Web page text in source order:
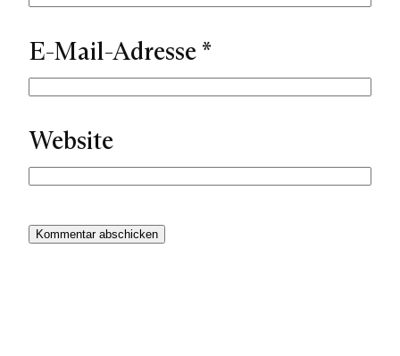
E-Mail-Adresse *
Website